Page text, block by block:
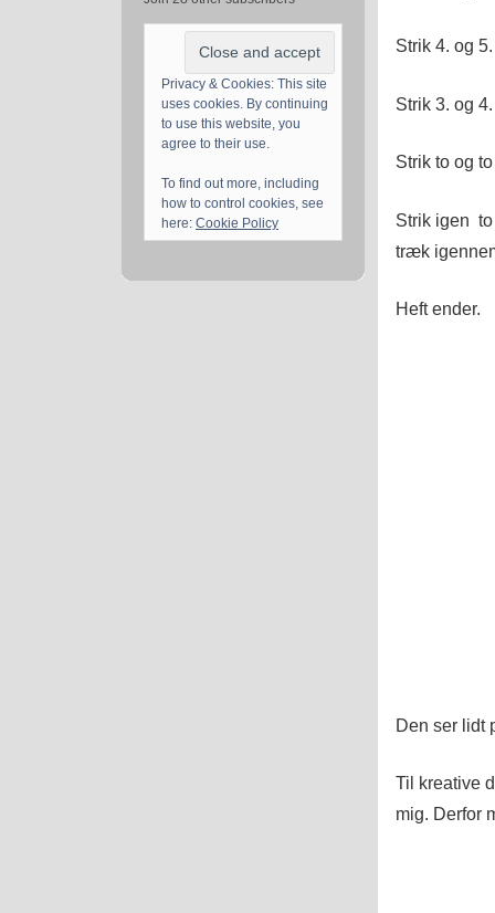
Privacy & Cookies: This site
uses cookies. By continuing
to use this website, you
agree to their use.
To find out more, including
how to control cookies, see
here: Cookie Policy
Strik 4. og
Strik 3. og
Strik to og
Strik igen to
træk
Heft ender.
Den ser lidt
Til kreative
mig. Derfor